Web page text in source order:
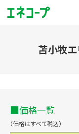
苫小牧
価格一覧
（価格はすべて税込）